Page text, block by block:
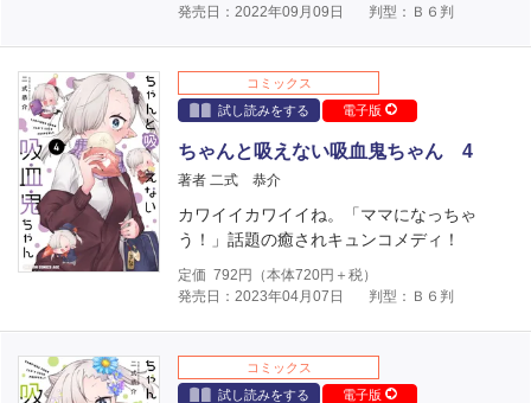
発売日：2022年09月09日
判型：Ｂ６判
コミックス
試し読みをする
電子版
ちゃんと吸えない吸血鬼ちゃん 4
著者 二式 恭介
カワイイカワイイね。「ママになっちゃ
う！」話題の癒されキュンコメディ！
定価 792 円（本体720円＋税）
発売日：2023年04月07日
判型：Ｂ６判
コミックス
試し読みをする
電子版